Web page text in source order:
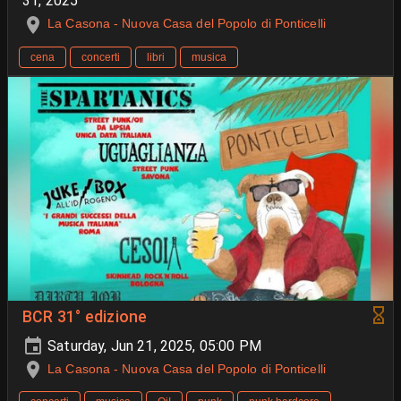
La Casona - Nuova Casa del Popolo di Ponticelli
cena concerti libri musica
BCR 31° edizione
Saturday, Jun 21, 2025, 05:00 PM
La Casona - Nuova Casa del Popolo di Ponticelli